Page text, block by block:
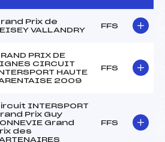
Prix de
VALLANDRY
FFS
PRIX DE
CIRCUIT
HAUTE
2009
FFS
INTERSPORT
Prix Guy
Grand
des
FFS